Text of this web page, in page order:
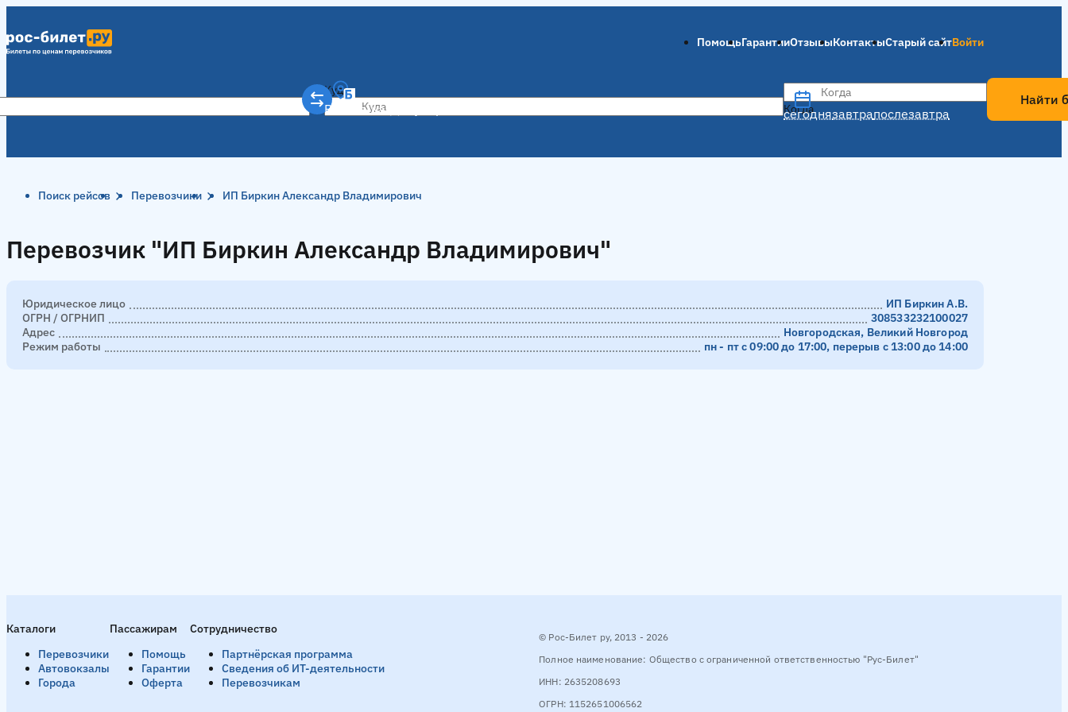
ПомощьГарантииОтзывыКонтактыСтарый сайтВойти
Куда
Ростов-на-Дону
Когда
сегоднязавтрапослезавтра
Когда
Найти
Поиск рейсов Перевозчики ИП Биркин Александр Владимирович
Перевозчик "ИП Биркин Александр Владимирович"
Перевозчик "ИП Биркин Александр Владимирович"
Юридическое лицо
ИП Биркин А.В.
ОГРН / ОГРНИП
308533232100027
Адрес
Новгородская, Великий Новгород
Режим работы
пн - пт с 09:00 до 17:00, перерыв с 13:00 до 14:00
Каталоги
Перевозчики
Автовокзалы
Города
Пассажирам
Помощь
Гарантии
Оферта
Сотрудничество
Партнёрская программа
Сведения об ИТ-деятельности
Перевозчикам
© Рос-Билет ру, 2013 - 2026
Полное наименование: Общество с ограниченной ответственностью "Рус-Билет"
ИНН: 2635208693
ОГРН: 1152651006562